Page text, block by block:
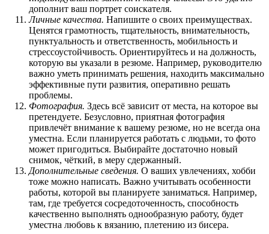
дополнит ваш портрет соискателя.
Личные качества. Напишите о своих преимуществах.
Ценятся грамотность, тщательность, внимательность,
пунктуальность и ответственность, мобильность и
стрессоустойчивость. Ориентируйтесь и на должность,
которую вы указали в резюме. Например, руководителю
важно уметь принимать решения, находить максимально
эффективные пути развития, оперативно решать
проблемы.
Фотография. Здесь всё зависит от места, на которое вы
претендуете. Безусловно, приятная фотография
привлечёт внимание к вашему резюме, но не всегда она
уместна. Если планируется работать с людьми, то фото
может пригодиться. Выбирайте достаточно новый
снимок, чёткий, в меру сдержанный.
Дополнительные сведения. О ваших увлечениях, хобби
тоже можно написать. Важно учитывать особенности
работы, которой вы планируете заниматься. Например,
там, где требуется сосредоточенность, способность
качественно выполнять однообразную работу, будет
уместна любовь к вязанию, плетению из бисера.